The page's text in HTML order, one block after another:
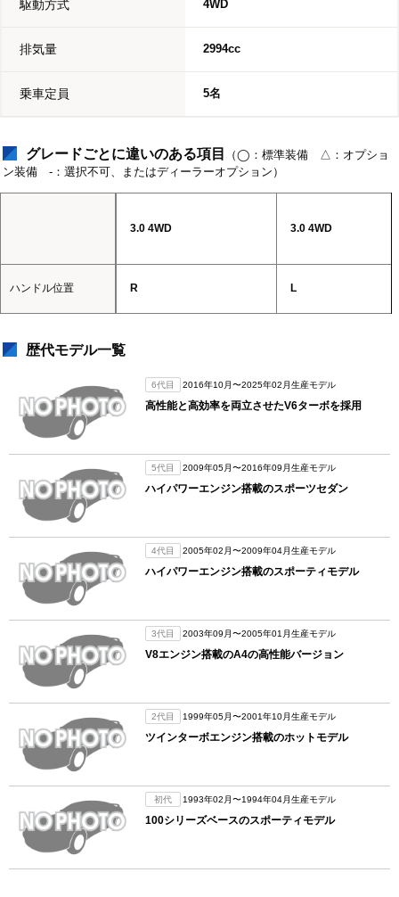
駆動方式 4WD
排気量 2994cc
乗車定員 5名
グレードごとに違いのある項目
（◯：標準装備 △：オプショ
ン装備 -：選択不可、またはディーラーオプション）
ハンドル位置
3.0 4WD 3.0 4WD
R L
歴代モデル一覧
6代目 2016年10月〜2025年02月生産モデル
高性能と高効率を両立させたV6ターボを採用
5代目 2009年05月〜2016年09月生産モデル
ハイパワーエンジン搭載のスポーツセダン
4代目 2005年02月〜2009年04月生産モデル
ハイパワーエンジン搭載のスポーティモデル
3代目 2003年09月〜2005年01月生産モデル
V8エンジン搭載のA4の高性能バージョン
2代目 1999年05月〜2001年10月生産モデル
ツインターボエンジン搭載のホットモデル
初代 1993年02月〜1994年04月生産モデル
100シリーズベースのスポーティモデル